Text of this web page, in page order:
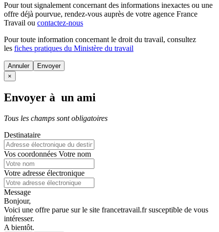
Pour tout signalement concernant des informations inexactes ou une
offre déjà pourvue, rendez-vous auprès de votre agence France
Travail ou contactez-nous
Pour toute information concernant le droit du travail, consultez
les fiches pratiques du Ministère du travail
Annuler
×
Envoyer à un ami
Tous les champs sont obligatoires
Destinataire
Vos coordonnées Votre nom
Votre adresse électronique
Message
Bonjour,
Voici une offre parue sur le site francetravail.fr susceptible de vous
intéresser.
A bientôt.